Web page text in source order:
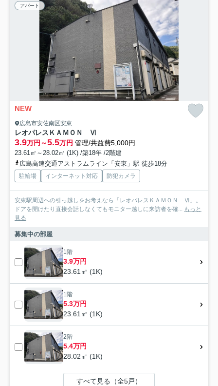
アパート
NEW
広島市安佐南区安東
レオパレスＫＡＭＯＮ Ⅵ
3.9万円～5.5万円 管理/共益費5,000円
23.61㎡～28.02㎡ (1K) /築18年 /2階建
広島高速交通アストラムライン「安東」駅 徒歩18分
駐輪場 インターネット対応 防犯カメラ
安東駅周辺への引っ越しをお考えなら「レオパレスＫＡＭＯＮ Ⅵ」。
ドアを開けたり直接会話しなくてもモニター越しに来訪者を確... もっと
見る
募集中の部屋
1階
3.9万円
23.61㎡ (1K)
1階
5.3万円
23.61㎡ (1K)
2階
5.4万円
28.02㎡ (1K)
すべて見る（全5戸）